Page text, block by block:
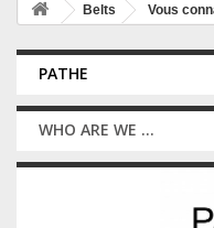
Belts Vous
PATHE
WHO ARE WE ...